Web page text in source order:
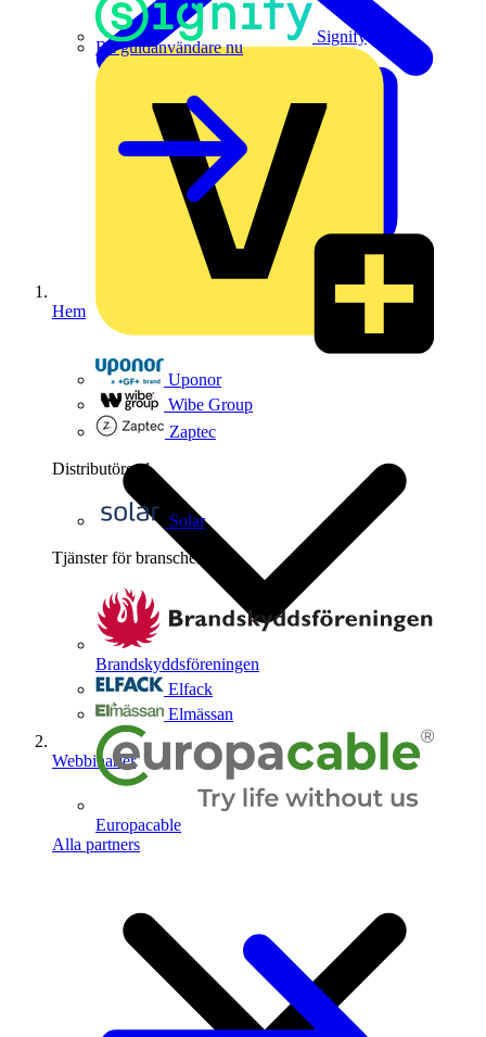
Signify
Uponor
Wibe Group
Zaptec
Distributörer 1
Solar
Tjänster för branschen
Brandskyddsföreningen
Elfack
Elmässan
Europacable
Alla partners
Bli guldanvändare nu
Hem
Webbinarier